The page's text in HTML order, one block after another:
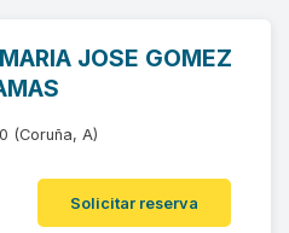
clínicas
doctor?
JOSE GOMEZ
(Coruña, A)
Solicitar reserva